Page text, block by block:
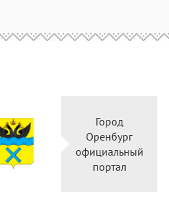
Город
Оренбург
официальный
портал